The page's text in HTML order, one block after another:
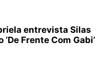
entrevista Silas
Frente Com Gabi’